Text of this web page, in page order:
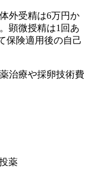
外受精は6万円か
顕微授精は1回あ
保険適用後の自己
治療や採卵技術費
薬